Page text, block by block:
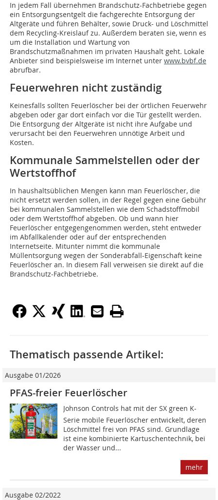
In jedem Fall übernehmen Brandschutz-Fachbetriebe gegen
ein Entsorgungsentgelt die fachgerechte Entsorgung der
Altgeräte und führen Behälter, sowie Druck- und Löschmittel
dem Recycling-Kreislauf zu. Außerdem beraten sie, wenn es
um die Installation und Wartung von
Brandschutzmaßnahmen im privaten Haushalt geht. Lokale
Anbieter sind beispielsweise im Internet unter www.bvbf.de
abrufbar.
Feuerwehren nicht zuständig
Keinesfalls sollten Feuerlöscher bei der örtlichen Feuerwehr
abgeben oder gar dort einfach vor die Tür gestellt werden.
Die Entsorgung der Altgeräte ist nicht ihre Aufgabe und
verursacht bei den Feuerwehren unnötige Arbeit und
Kosten.
Kommunale Sammelstellen oder der
Wertstoffhof
In haushaltsüblichen Mengen kann man Feuerlöscher, die
nicht ersetzt werden sollen, in der Regel gegen eine Gebühr
bei kommunalen Sammelstellen wie dem Schadstoffmobil
oder dem Wertstoffhof abgeben. Ob und wann hier
Feuerlöscher entgegengenommen werden, steht entweder
im Abfallkalender oder auf der entsprechenden
Internetseite. Mitunter nimmt die kommunale
Müllentsorgung wegen der Sonderabfall-Eigenschaft keine
Feuerlöscher an. In diesem Fall verweisen sie direkt auf die
Brandschutz-Fachbetriebe.
Thematisch passende Artikel:
Ausgabe 01/2026
PFAS-freier Feuerlöscher
Johnson Controls hat mit der SX green K-
Serie mobile Feuerlöscher entwickelt, deren
Löschmittel frei von PFAS sind. Grundlage
ist eine kombinierte Kartuschentechnik, bei
der Wasser und...
mehr
Ausgabe 02/2022